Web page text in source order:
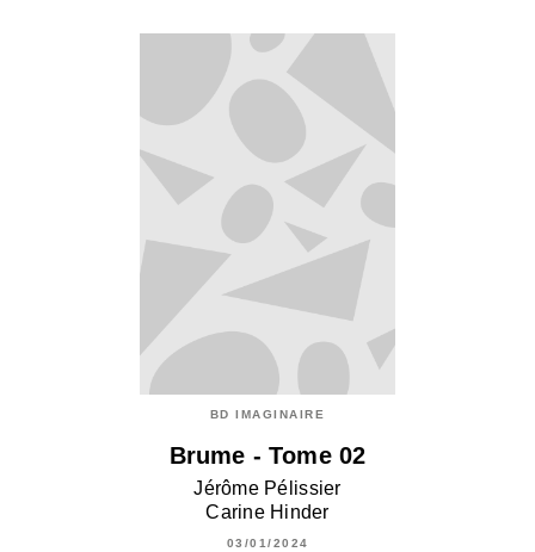
BD IMAGINAIRE
Brume - Tome 02
Jérôme Pélissier
Carine Hinder
03/01/2024